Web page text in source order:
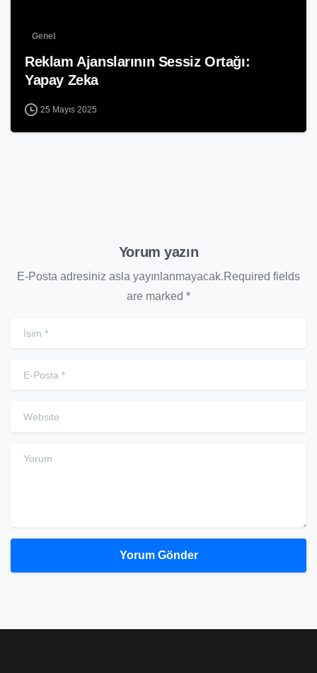
Genel
Reklam Ajanslarının Sessiz Ortağı:
Yapay Zeka
25 Mayıs 2025
Yorum yazın
E-Posta adresiniz asla yayınlanmayacak.Required fields
are marked *
İsim
Yorum